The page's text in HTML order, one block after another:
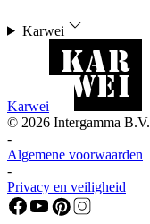
Karwei
Karwei
© 2026 Intergamma B.V.
-
Algemene voorwaarden
-
Privacy en veiligheid